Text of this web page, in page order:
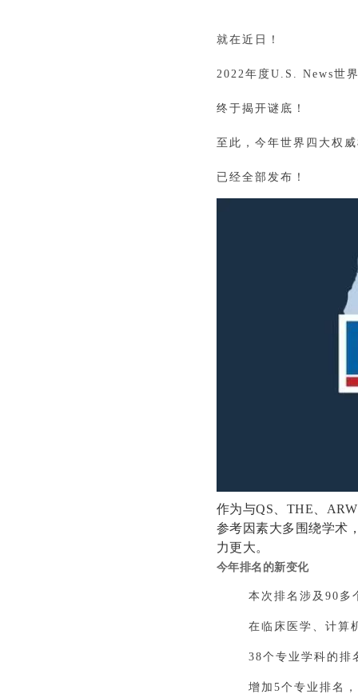
就在近日！
2022年度U.S. News世
终于揭开谜底！
至此，今年世界四大权
已经全部发布！
作为与QS、THE、
参考因素大多围绕学术
力更大。
今年排名的新变化
本次排名涉及90多
在临床医学、计算
38个专业学科的排
增加5个专业排名